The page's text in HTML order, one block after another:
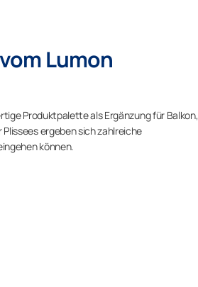
Lumon
Produktpalette als Ergänzung für Balkon,
ergeben sich zahlreiche
können.